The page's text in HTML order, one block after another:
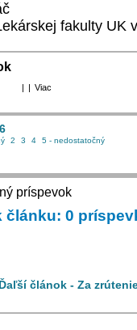
fakulty UK
| | Viac
2 3 4 5 - nedostatočný
príspevok
článku: 0
Ďaľší článok - Za